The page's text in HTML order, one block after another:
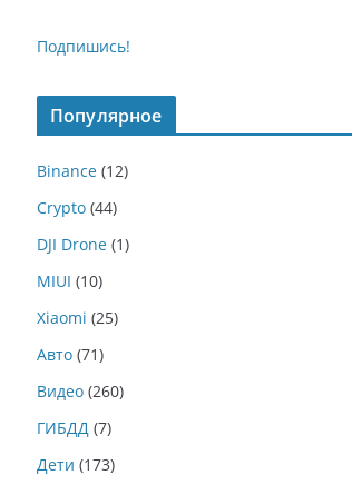
Подпишись!
Популярное
Binance (12)
Crypto (44)
DJI Drone (1)
MIUI (10)
Xiaomi (25)
Авто (71)
Видео (260)
ГИБДД (7)
Дети (173)